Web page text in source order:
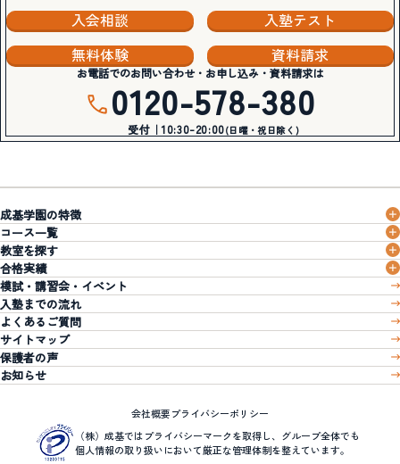
入会相談
入塾テスト
無料体験
資料請求
お電話でのお問い合わせ・お申し込み・資料請求は
0120-578-380
受付｜10:30-20:00(日曜・祝日除く)
成基学園の特徴
コース一覧
教室を探す
合格実績
模試・講習会・イベント
入塾までの流れ
よくあるご質問
サイトマップ
保護者の声
お知らせ
会社概要プライバシーポリシー
（株）成基ではプライバシーマークを取得し、グループ全体でも
個人情報の取り扱いにおいて厳正な管理体制を整えています。